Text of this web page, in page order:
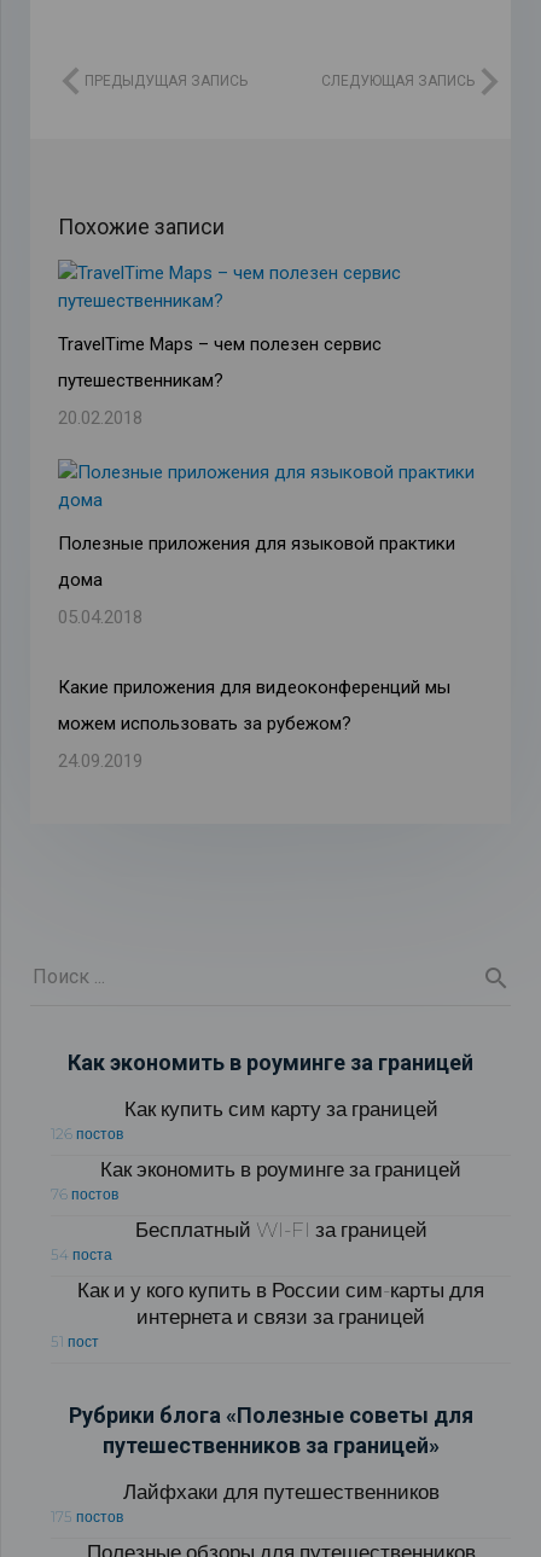
ПРЕДЫДУЩАЯ ЗАПИСЬ СЛЕДУЮЩАЯ ЗАПИСЬ
Похожие записи
TravelTime Maps – чем полезен сервис
путешественникам?
20.02.2018
Полезные приложения для языковой практики
дома
05.04.2018
Какие приложения для видеоконференций мы
можем использовать за рубежом?
24.09.2019
Как экономить в роуминге за границей
Как купить сим карту за границей
126 постов
Как экономить в роуминге за границей
76 постов
Бесплатный WI-FI за границей
54 поста
Как и у кого купить в России сим-карты для
интернета и связи за границей
51 пост
Рубрики блога «Полезные советы для
путешественников за границей»
Лайфхаки для путешественников
175 постов
Полезные обзоры для путешественников